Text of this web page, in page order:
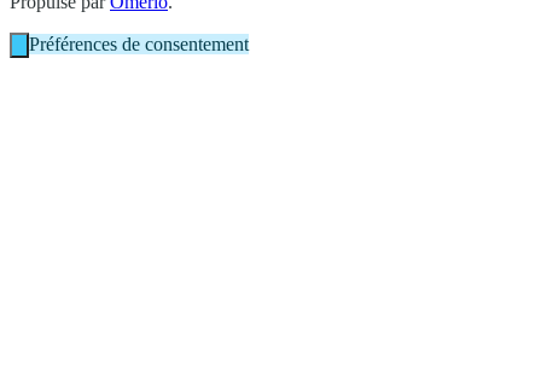
Préférences de consentement